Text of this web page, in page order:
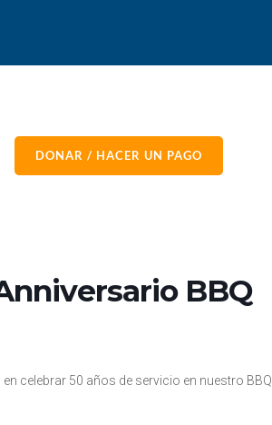
DONAR / HACER UN PAGO
BBQ
celebrar 50 años de servicio en nuestro BBQ